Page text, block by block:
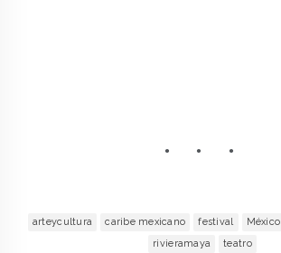
arteycultura caribe mexicano festival México
rivieramaya
teatro